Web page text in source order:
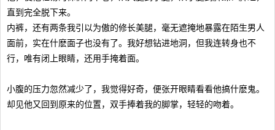
直到完全脱下来。
内裤，还有两条我引以为傲的修长美腿，毫无遮掩地暴露在陌生男人
面前，实在什麽面子也没有了。我好想钻进地洞，但我连转身也不
行，唯有闭上眼睛，还用手掩着面。
小腹的压力忽然减少了，我觉得好奇，便张开眼睛看看他搞什麽鬼。
却见他又回到原来的位置，双手捧着我的脚掌，轻轻的吻着。